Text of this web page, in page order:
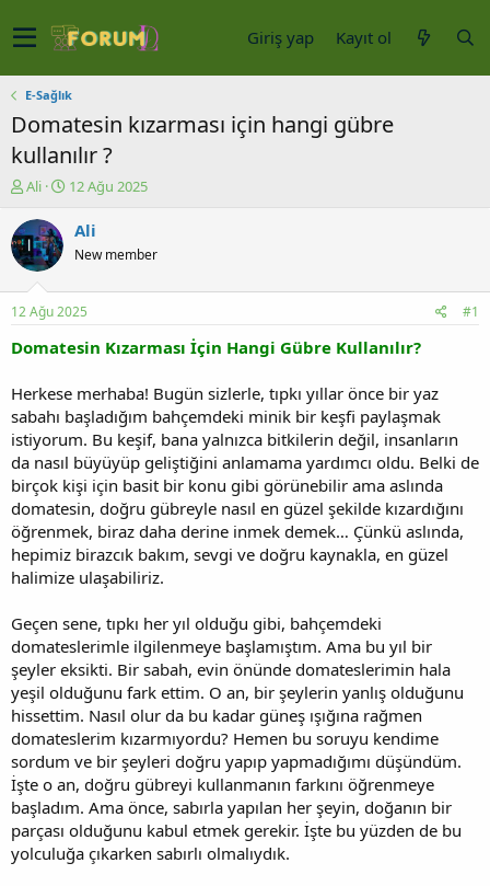
Giriş yap Kayıt ol
E-Sağlık
Domatesin kızarması için hangi gübre
kullanılır ?
K
n
u
y
b
a
ş
t
a
n
Ali
B
g
ı
ç
r
i
h
12 Ağu 2025
Ali
New member
12 Ağu 2025 #1
Domatesin Kızarması İçin Hangi Gübre Kullanılır?
Herkese merhaba! Bugün sizlerle, tıpkı yıllar önce bir yaz
sabahı başladığım bahçemdeki minik bir keşfi paylaşmak
istiyorum. Bu keşif, bana yalnızca bitkilerin değil, insanların
da nasıl büyüyüp geliştiğini anlamama yardımcı oldu. Belki de
birçok kişi için basit bir konu gibi görünebilir ama aslında
domatesin, doğru gübreyle nasıl en güzel şekilde kızardığını
öğrenmek, biraz daha derine inmek demek… Çünkü aslında,
hepimiz birazcık bakım, sevgi ve doğru kaynakla, en güzel
halimize ulaşabiliriz.
Geçen sene, tıpkı her yıl olduğu gibi, bahçemdeki
domateslerimle ilgilenmeye başlamıştım. Ama bu yıl bir
şeyler eksikti. Bir sabah, evin önünde domateslerimin hala
yeşil olduğunu fark ettim. O an, bir şeylerin yanlış olduğunu
hissettim. Nasıl olur da bu kadar güneş ışığına rağmen
domateslerim kızarmıyordu? Hemen bu soruyu kendime
sordum ve bir şeyleri doğru yapıp yapmadığımı düşündüm.
İşte o an, doğru gübreyi kullanmanın farkını öğrenmeye
başladım. Ama önce, sabırla yapılan her şeyin, doğanın bir
parçası olduğunu kabul etmek gerekir. İşte bu yüzden de bu
yolculuğa çıkarken sabırlı olmalıydık.